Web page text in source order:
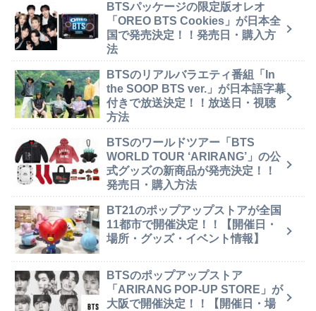
BTSパッケージの限定版オレオ
「OREO BTS Cookies」が日本全
国で発売決定！！発売日・購入方
法
BTSのリアルバラエティ番組「In
the SOOP BTS ver.」が日本語字幕
付きで放送決定！！放送日・視聴
方法
BTSのワールドツアー「BTS
WORLD TOUR ‘ARIRANG’」の公
式グッズの新商品が発売決定！！
発売日・購入方法
BT21のポップアップストアが全国
11都市で開催決定！！【開催日・
場所・グッズ・イベント情報】
BTSのポップアップストア
「ARIRANG POP-UP STORE」が
大阪で開催決定！！【開催日・場